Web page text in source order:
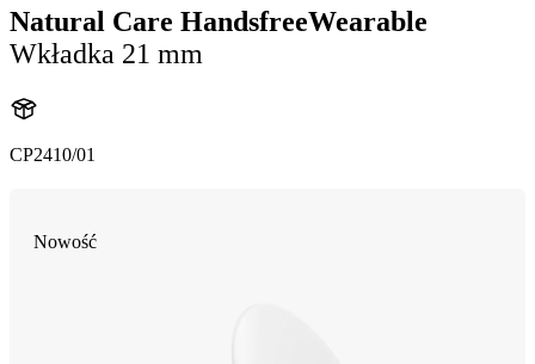
Natural Care HandsfreeWearable
Wkładka 21 mm
CP2410/01
Nowość